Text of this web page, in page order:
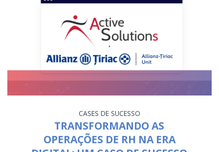
CASES DE SUCESSO
TRANSFORMANDO AS
OPERAÇÕES DE RH NA ERA